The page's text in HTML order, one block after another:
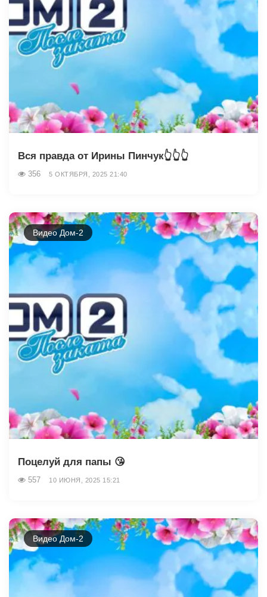
Вся правда от Ирины Пинчук👆👆👆
356 5 ОКТЯБРЯ, 2025 21:40
Видео Дом-2
Поцелуй для папы 😘
557 10 ИЮНЯ, 2025 15:21
Видео Дом-2